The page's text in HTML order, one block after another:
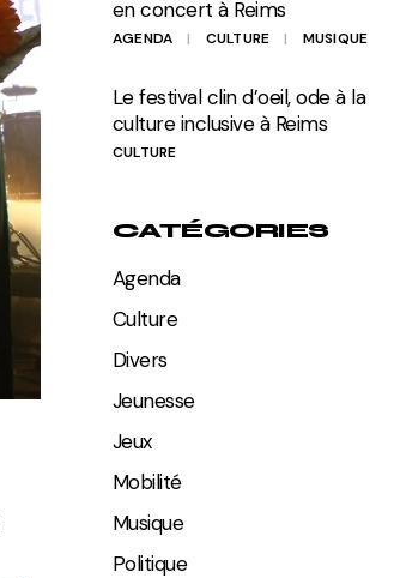
en concert à Reims
AGENDA CULTURE MUSIQUE
Le festival clin d’oeil, ode à la
culture inclusive à Reims
CULTURE
CATÉGORIES
Agenda
Culture
Divers
Jeunesse
Jeux
Mobilité
Musique
Politique